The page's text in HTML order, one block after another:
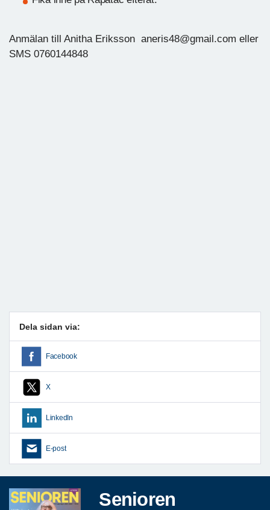
Anmälan till Anitha Eriksson aneris48@gmail.com eller
SMS 0760144848
Dela sidan via:
Facebook
X
LinkedIn
E-post
Senioren